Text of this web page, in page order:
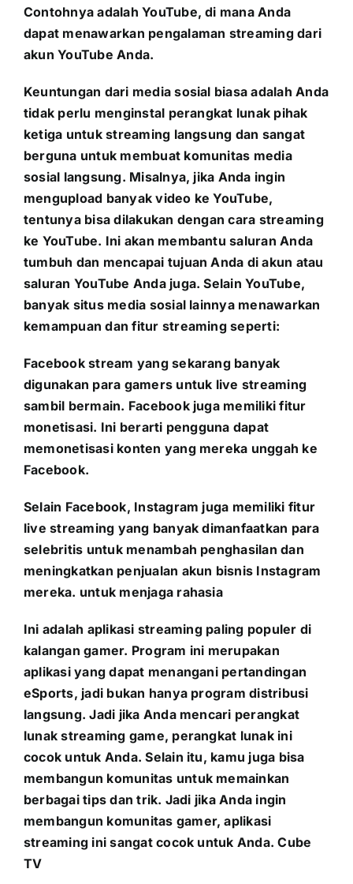
Contohnya adalah YouTube, di mana Anda
dapat menawarkan pengalaman streaming dari
akun YouTube Anda.
Keuntungan dari media sosial biasa adalah Anda
tidak perlu menginstal perangkat lunak pihak
ketiga untuk streaming langsung dan sangat
berguna untuk membuat komunitas media
sosial langsung. Misalnya, jika Anda ingin
mengupload banyak video ke YouTube,
tentunya bisa dilakukan dengan cara streaming
ke YouTube. Ini akan membantu saluran Anda
tumbuh dan mencapai tujuan Anda di akun atau
saluran YouTube Anda juga. Selain YouTube,
banyak situs media sosial lainnya menawarkan
kemampuan dan fitur streaming seperti:
Facebook stream yang sekarang banyak
digunakan para gamers untuk live streaming
sambil bermain. Facebook juga memiliki fitur
monetisasi. Ini berarti pengguna dapat
memonetisasi konten yang mereka unggah ke
Facebook.
Selain Facebook, Instagram juga memiliki fitur
live streaming yang banyak dimanfaatkan para
selebritis untuk menambah penghasilan dan
meningkatkan penjualan akun bisnis Instagram
mereka. untuk menjaga rahasia
Ini adalah aplikasi streaming paling populer di
kalangan gamer. Program ini merupakan
aplikasi yang dapat menangani pertandingan
eSports, jadi bukan hanya program distribusi
langsung. Jadi jika Anda mencari perangkat
lunak streaming game, perangkat lunak ini
cocok untuk Anda. Selain itu, kamu juga bisa
membangun komunitas untuk memainkan
berbagai tips dan trik. Jadi jika Anda ingin
membangun komunitas gamer, aplikasi
streaming ini sangat cocok untuk Anda. Cube
TV